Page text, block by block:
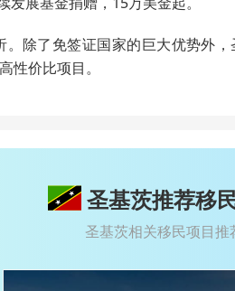
除了免签证国家的巨大优势外
性价比项目。
圣基茨推荐移
圣基茨相关移民项目推